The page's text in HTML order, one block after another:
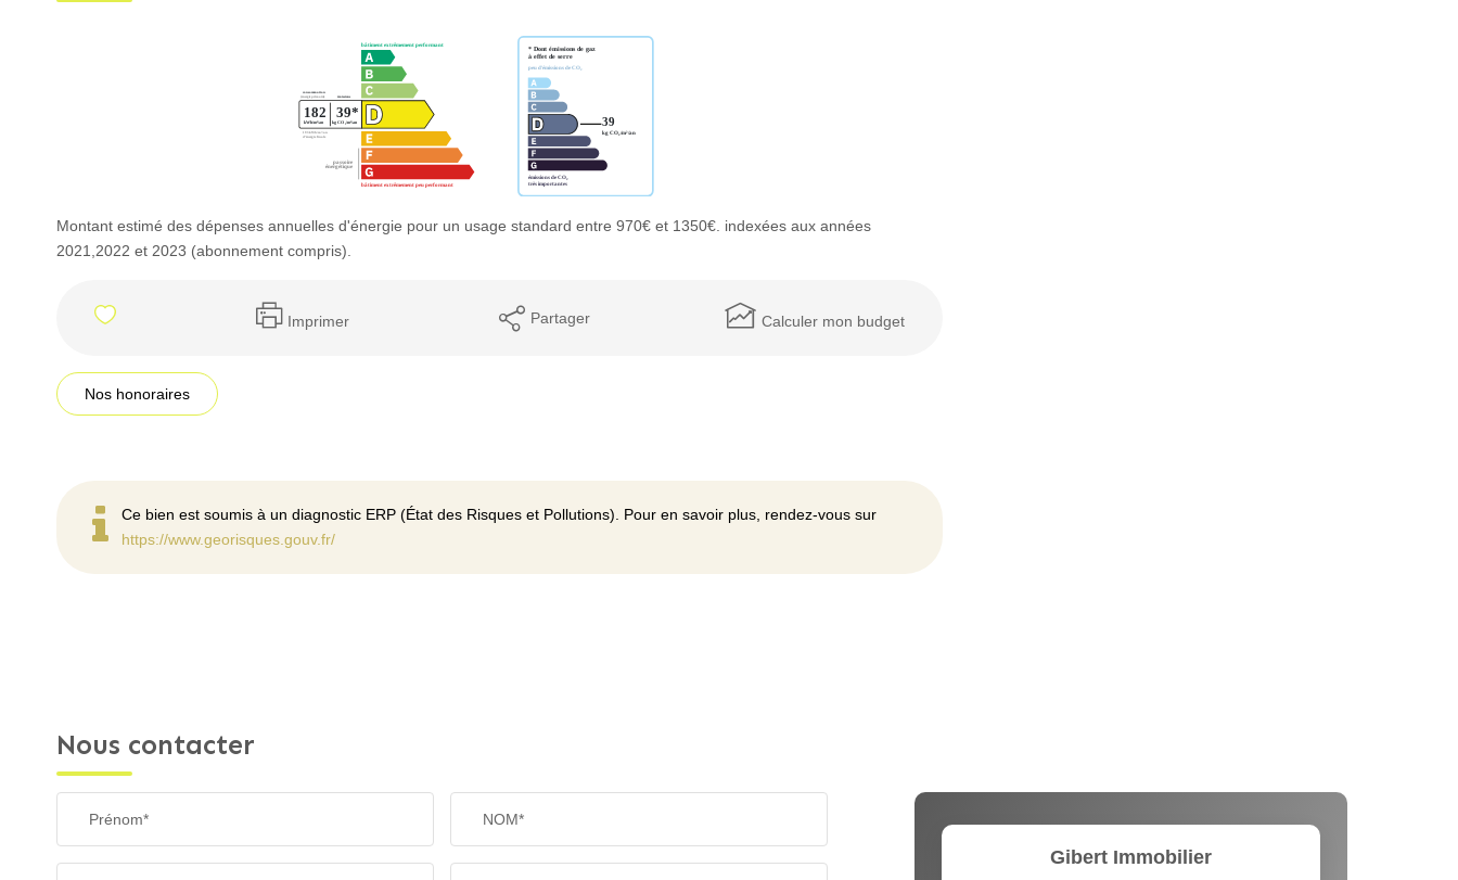
Montant estimé des dépenses annuelles d'énergie pour un usage standard entre 970€ et 1350€. indexées aux années
2021,2022 et 2023 (abonnement compris).
Imprimer Partager Calculer mon budget
Nos honoraires
Ce bien est soumis à un diagnostic ERP (État des Risques et Pollutions). Pour en savoir plus, rendez-vous sur
https://www.georisques.gouv.fr/
Nous contacter
Prénom* NOM*
Gibert Immobilier